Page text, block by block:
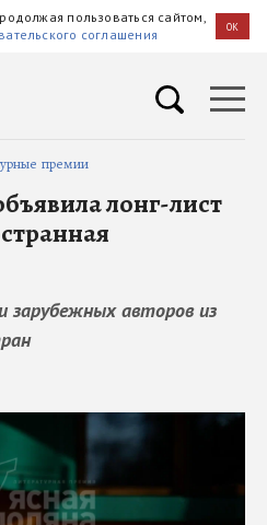
пользоваться сайтом,
соглашения OK
премии
лонг-лист
зарубежных авторов из